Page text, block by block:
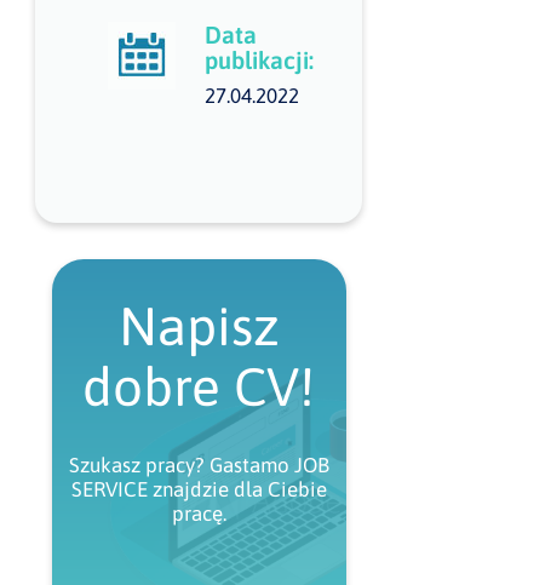
Data
publikacji:
27.04.2022
Napisz
dobre CV!
Szukasz pracy? Gastamo JOB
SERVICE znajdzie dla Ciebie
pracę.